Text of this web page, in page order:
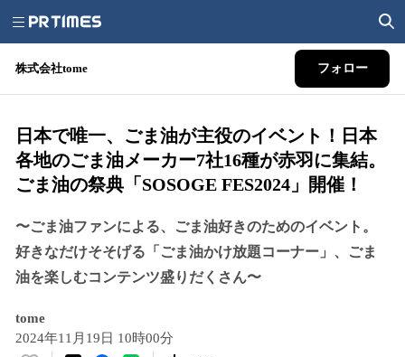
株式会社tome フォロー
日本で唯一、ごま油が主役のイベント！日本
各地のごま油メーカー7社16種が赤羽に集結。
ごま油の祭典「SOSOGE FES2024」開催！
〜ごま油ファンによる、ごま油好きのためのイベント。
好きなだけそそげる「ごま油かけ放題コーナー」、ごま
油を楽しむコンテンツ盛りだくさん〜
tome
2024年11月19日 10時00分